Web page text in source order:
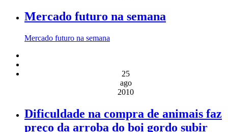
Mercado futuro na semana
Mercado futuro na semana
25
ago
2010
Dificuldade na compra de animais faz
preço da arroba do boi gordo subir